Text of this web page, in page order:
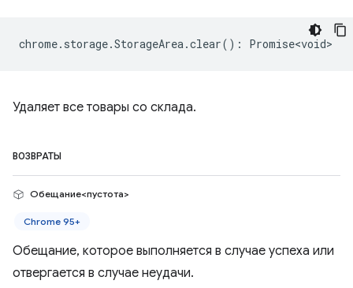
chrome. storage.StorageArea.clear() : Promise<void>
Удаляет все товары со склада.
ВОЗВРАТЫ
Обещание<пустота>
Chrome 95+
Обещание, которое выполняется в случае успеха или
отвергается в случае неудачи.